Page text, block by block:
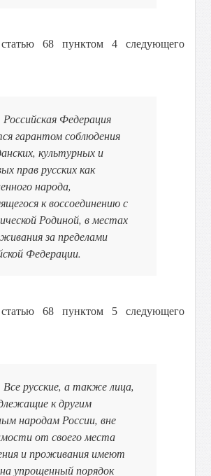
68 пунктом 4 следующего
Российская Федерация
гарантом соблюдения
культурных и
прав русских как
народа,
к воссоединению с
Родиной, в местах
за пределами
Федерации.
68 пунктом 5 следующего
Все русские, а также лица,
к другим
народам России, вне
от своего места
и проживания имеют
упрощенный порядок